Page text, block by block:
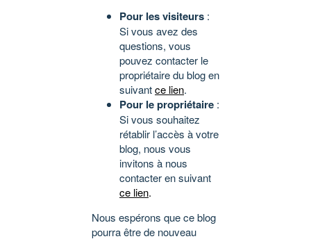
Pour les visiteurs :
Si vous avez des
questions, vous
pouvez contacter le
propriétaire du blog en
suivantce lien.
Pour le propriétaire :
Si vous souhaitez
rétablir l’accès à votre
blog, nous vous
invitons à nous
contacter en suivant
ce lien.
Nous espérons que ce blog
pourra être de nouveau